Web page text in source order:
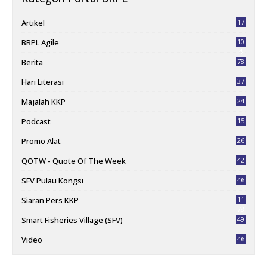
Artikel 17
BRPL Agile
10
Berita 78
Hari Literasi 37
Majalah KKP 24
Podcast 15
Promo Alat 26
QOTW - Quote Of The Week 42
SFV Pulau Kongsi 46
Siaran Pers KKP
11
Smart Fisheries Village (SFV) 49
Video 46